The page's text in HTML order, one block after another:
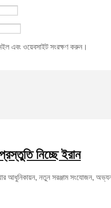
এবং ওয়েবসাইট সংরক্ষণ করুন।
নিচ্ছে ইরান
আধুনিকায়ন, নতুন সরঞ্জাম সংযোজন,